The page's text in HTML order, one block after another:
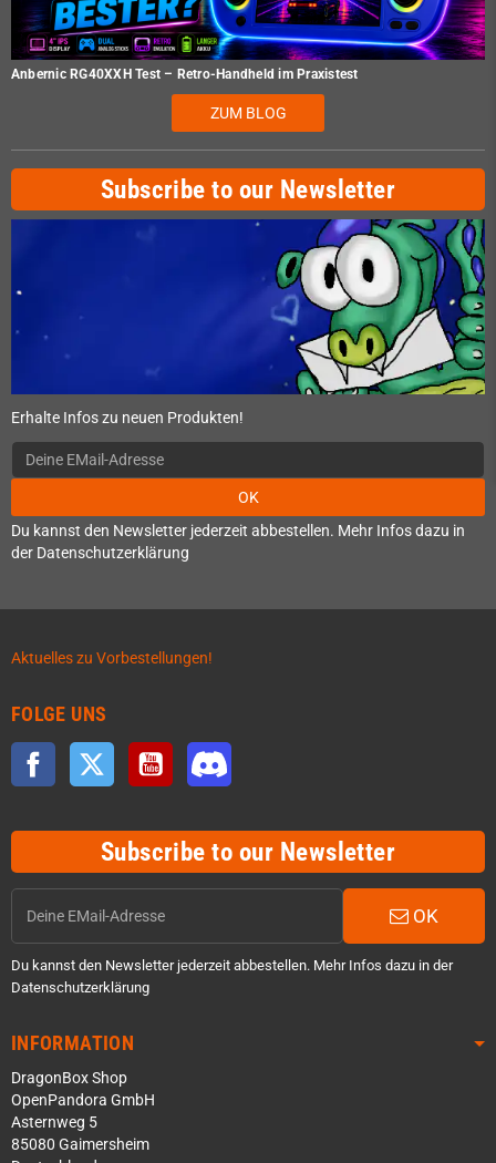
Anbernic RG40XXH Test – Retro-Handheld im Praxistest
ZUM BLOG
Subscribe to our Newsletter
Erhalte Infos zu neuen Produkten!
OK
Du kannst den Newsletter jederzeit abbestellen. Mehr Infos dazu in
der Datenschutzerklärung
Aktuelles zu Vorbestellungen!
FOLGE UNS
Facebook Twitter YouTube
Subscribe to our Newsletter
OK
Du kannst den Newsletter jederzeit abbestellen. Mehr Infos dazu in der
Datenschutzerklärung
INFORMATION
DragonBox Shop
OpenPandora GmbH
Asternweg 5
85080 Gaimersheim